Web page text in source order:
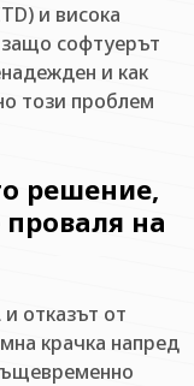
и висока
софтуерът
и как
този проблем
решение,
на
отказът от
крачка напред